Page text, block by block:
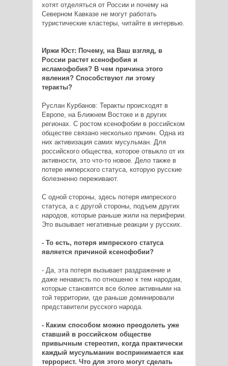
хотят отделяться от России и почему на
Северном Кавказе не могут работать
туристические кластеры, читайте в интервью.
Иржи Юст: Почему, на Ваш взгляд, в
России растет ксенофобия и
исламофобия? В чем причина этого
явления? Способствуют ли этому
теракты?
Руслан Курбанов: Теракты происходят в
Европе, на Ближнем Востоке и в других
регионах. С ростом ксенофобии в российском
обществе связано несколько причин. Одна из
них активизация самих мусульман. Для
российского общества, которое отвыкло от их
активности, это что-то новое. Дело также в
потере имперского статуса, которую русские
болезненно переживают.
С одной стороны, здесь потеря импреского
статуса, а с другой стороны, подъем других
народов, которые раньше жили на периферии.
Это вызывает негативные реакции у русских.
- То есть, потеря импреского статуса
является причиной ксенофобии?
- Да, эта потеря вызывает раздражение и
даже ненависть по отношеню к тем народам,
которые становятся все более активными на
той территории, где раньше доминировали
представители русского народа.
- Каким способом можно преодолеть уже
ставший в российском обществе
привычным стереотип, когда практически
каждый мусульманин воспринимается как
террорист. Что для этого могут сделать